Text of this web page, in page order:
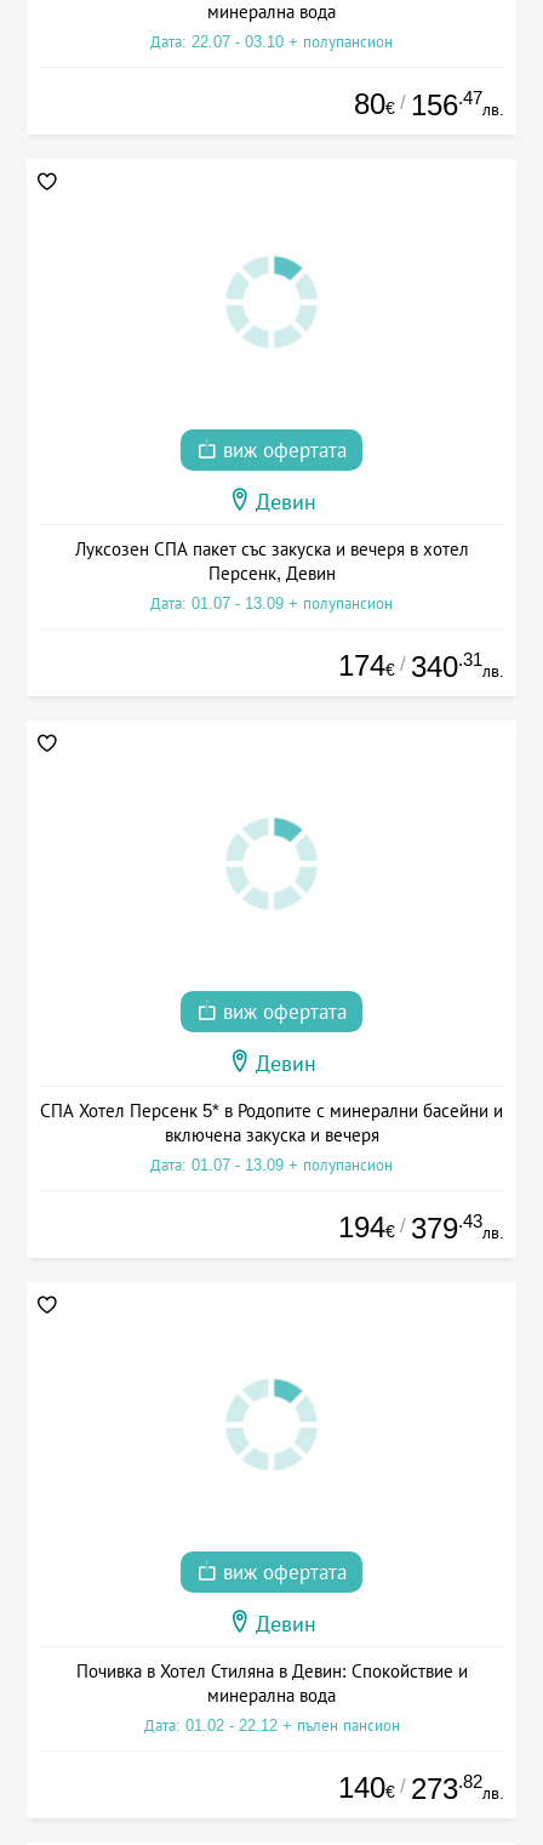
минерална вода
Дата: 22.07 - 03.10 + полупансион
80€ / 156.47
лв.
виж офертата
Девин
Луксозен СПА пакет със закуска и вечеря в хотел
Персенк, Девин
Дата: 01.07 - 13.09 + полупансион
174€ / 340.31
лв.
виж офертата
Девин
СПА Хотел Персенк 5* в Родопите с минерални басейни и
включена закуска и вечеря
Дата: 01.07 - 13.09 + полупансион
194€ / 379.43
лв.
виж офертата
Девин
Почивка в Хотел Стиляна в Девин: Спокойствие и
минерална вода
Дата: 01.02 - 22.12 + пълен пансион
140€ / 273.82
лв.